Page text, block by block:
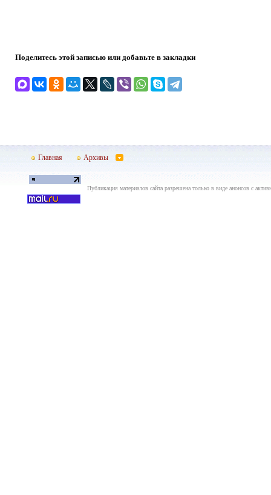
Поделитесь этой записью или добавьте в закладки
Главная Архивы
Публикация материалов сайта разрешена только в виде анонсов с